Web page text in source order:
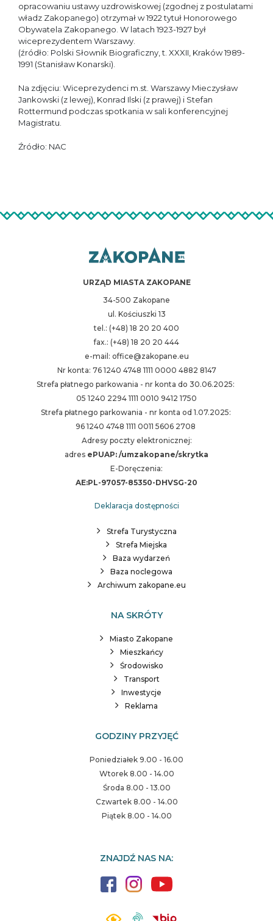
opracowaniu ustawy uzdrowiskowej (zgodnej z postulatami
władz Zakopanego) otrzymał w 1922 tytuł Honorowego
Obywatela Zakopanego. W latach 1923-1927 był
wiceprezydentem Warszawy.
(źródło: Polski Słownik Biograficzny, t. XXXII, Kraków 1989-
1991 (Stanisław Konarski).
Na zdjęciu: Wiceprezydenci m.st. Warszawy Mieczysław
Jankowski (z lewej), Konrad Ilski (z prawej) i Stefan
Rottermund podczas spotkania w sali konferencyjnej
Magistratu.
Źródło: NAC
URZĄD MIASTA ZAKOPANE
34-500 Zakopane
ul. Kościuszki 13
tel.: (+48) 18 20 20 400
fax.: (+48) 18 20 20 444
e-mail: office@zakopane.eu
Nr konta: 76 1240 4748 1111 0000 4882 8147
Strefa płatnego parkowania - nr konta do 30.06.2025:
05 1240 2294 1111 0010 9412 1750
Strefa płatnego parkowania - nr konta od 1.07.2025:
96 1240 4748 1111 0011 5606 2708
Adresy poczty elektronicznej:
adres ePUAP: /umzakopane/skrytka
E-Doręczenia:
AE:PL-97057-85350-DHVSG-20
Deklaracja dostępności
Strefa Turystyczna
Strefa Miejska
Baza wydarzeń
Baza noclegowa
Archiwum zakopane.eu
NA SKRÓTY
Miasto Zakopane
Mieszkańcy
Środowisko
Transport
Inwestycje
Reklama
GODZINY PRZYJĘĆ
Poniedziałek 9.00 - 16.00
Wtorek 8.00 - 14.00
Środa 8.00 - 13.00
Czwartek 8.00 - 14.00
Piątek 8.00 - 14.00
ZNAJDŹ NAS NA: